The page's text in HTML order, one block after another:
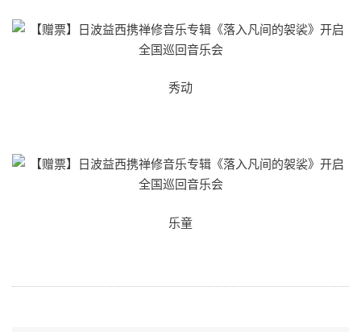
秀动
乐童